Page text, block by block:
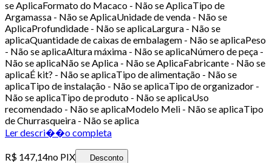
se AplicaFormato do Macaco - Não se AplicaTipo de
Argamassa - Não se AplicaUnidade de venda - Não se
AplicaProfundidade - Não se aplicaLargura - Não se
aplicaQuantidade de caixas de embalagem - Não se aplicaPeso
- Não se aplicaAltura máxima - Não se aplicaNúmero de peça -
Não se aplicaNão se Aplica - Não se AplicaFabricante - Não se
aplicaÉ kit? - Não se aplicaTipo de alimentação - Não se
aplicaTipo de instalação - Não se aplicaTipo de organizador -
Não se aplicaTipo de produto - Não se aplicaUso
recomendado - Não se aplicaModelo Meli - Não se aplicaTipo
de Churrasqueira - Não se aplica
Ler descri��o completa
R$ 147,14no PIX Desconto